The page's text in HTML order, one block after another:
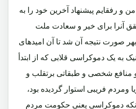
و رفقایم پیشنهاد آخرین خود را به
آنرا برای خیر و سعادت ملت
بهر صورت نتیجه آن شد تا آن امیدهای
به یک دموکراسی قلابی که از ابتدأ
منافع شخصی و طبقاتی برتقلب و
ومردم فریبی استوار گردیده بود،
دموکراسی یعنی حکومت مردم